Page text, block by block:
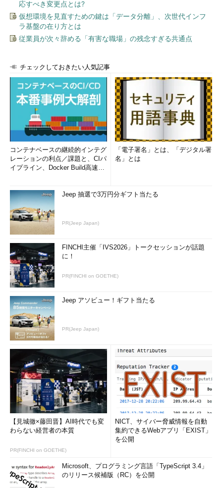
応すべき変更点とは?
仮想環境を見直すための鍵は「データ分離」、次世代インフ
ラ基盤の在り方とは
従業員が次々辞める「有害な職場」の残念すぎる共通点
チェックしておきたい人気記事
コンテナベースの継続的インテグ
レーションの利点／課題と、CIパ
イプライン、Docker Build高速化
「電子署名」とは、「デジタル署
名」とは
Jeep 抽選で3万円分ギフト当たる
PR(Jeep Japan)
FINCHI主催「IVS2026」トークセッションが話題
に！
PR(FINCHI on GOETHE)
Jeep アソビュー！ギフト当たる
PR(Jeep Japan)
【見城徹×藤田晋】AI時代でも変
わらない経営者の本質
PR(FINCHI on GOETHE)
NICT、サイバー脅威情報を自動
集約できるWebアプリ「EXIST」
を公開
Microsoft、プログラミング言語「TypeScript 3.4」
のリリース候補版（RC）を公開